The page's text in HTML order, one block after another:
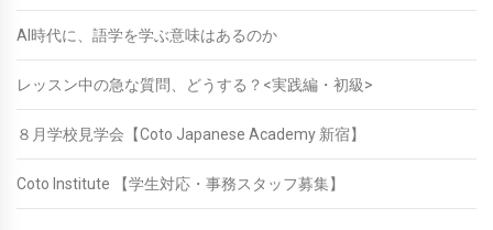
AI時代に、語学を学ぶ意味はあるのか
レッスン中の急な質問、どうする？<実践編・初級>
８月学校見学会【Coto Japanese Academy 新宿】
Coto Institute 【学生対応・事務スタッフ募集】